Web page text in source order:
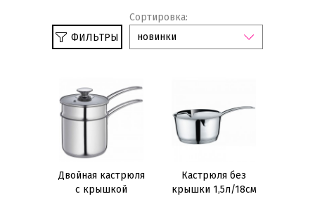
Сортировка:
новинки
ФИЛЬТРЫ
Наборы кастрюль и сковородок
Наборы для фондю
Кастрюли
Сковороды
Двойная кастрюля
с крышкой
Кастрюля без
крышки 1,5л/18см